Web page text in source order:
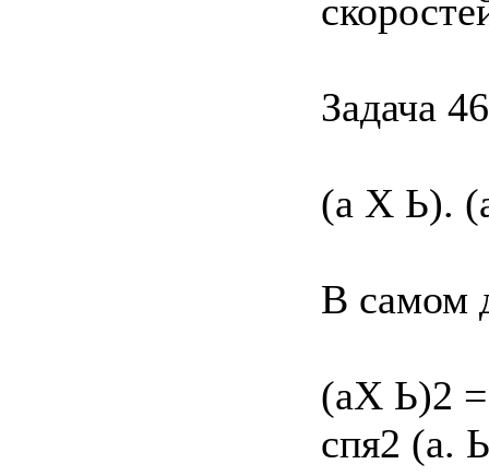
Задача
(а X Ь).
В самом
(аX Ь)2
спя2 (а.